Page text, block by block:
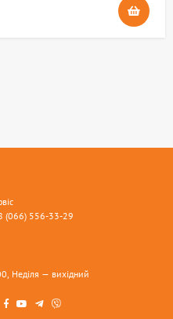
(066) 556-33-29
Неділя — вихідний